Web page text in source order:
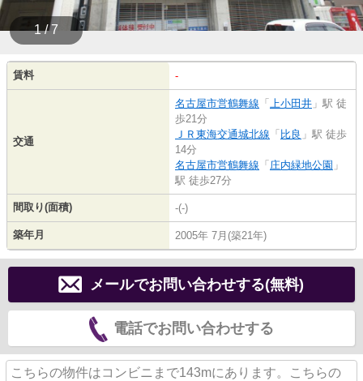
1 / 7
賃料 -
交通
名古屋市営鶴舞線 「 上小田井 」駅 徒
歩21分
ＪＲ東海交通城北線 「 比良 」駅 徒歩
14分
名古屋市営鶴舞線 「 庄内緑地公園 」
駅 徒歩27分
間取り(面積) -(-)
築年月 2005年 7月(築21年)
メールでお問い合わせする(無料)
電話でお問い合わせする
こちらの物件はコンビニまで143mにあります。こちらの